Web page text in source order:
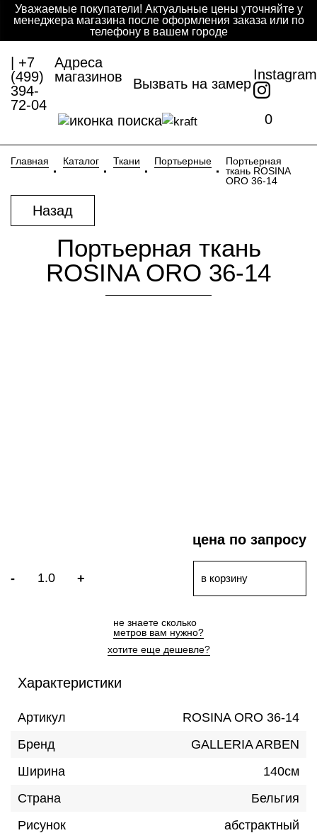
Уважаемые покупатели! Актуальные цены уточняйте у
менеджера магазина после оформления заказа или по
телефону в вашем городе
| +7
(499)
394-
72-04
Адреса
магазинов
Вызвать на замер
Instagram
0
Главная Каталог Ткани Портьерные
Портьерная
ткань ROSINA
ORO 36-14
Назад
Портьерная ткань
ROSINA ORO 36-14
цена по запросу
- + в корзину
не знаете сколькo
метров вам нужно?
хотите еще дешевле?
Характеристики
Артикул
ROSINA ORO 36-14
Бренд
GALLERIA ARBEN
Ширина
140см
Страна
Бельгия
Рисунок
абстрактный